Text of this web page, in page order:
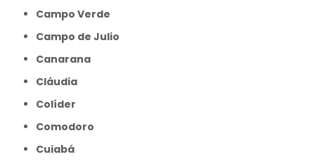
Campo Verde
Campo de Julio
Canarana
Cláudia
Colíder
Comodoro
Cuiabá